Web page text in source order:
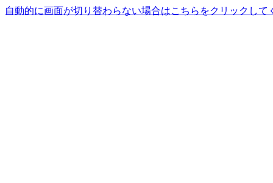
自動的に画面が切り替わらない場合はこちらをクリックして